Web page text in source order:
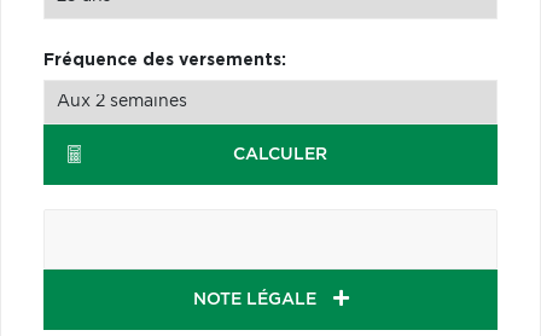
Fréquence des versements:
CALCULER
NOTE LÉGALE